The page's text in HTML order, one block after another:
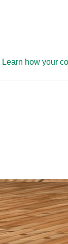
Learn how your